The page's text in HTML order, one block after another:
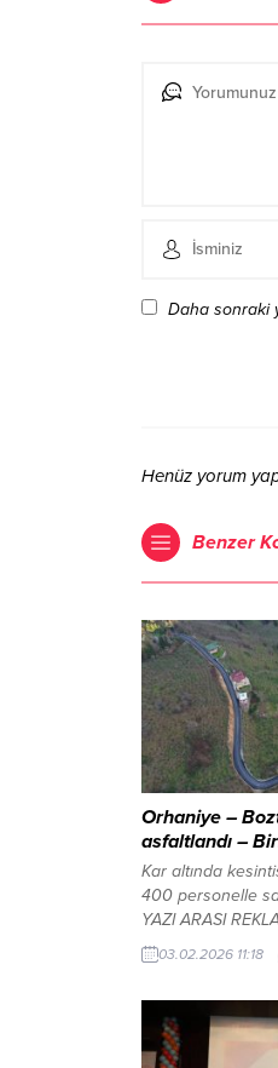
Daha sonraki
Henüz yorum
Benzer
Orhaniye –
asfaltlandı –
Kar altında
400 personelle
YAZI ARASI
BHA Orhaniye
Mehmet Çakmak
duyduklarını
03.02.2026 11:18